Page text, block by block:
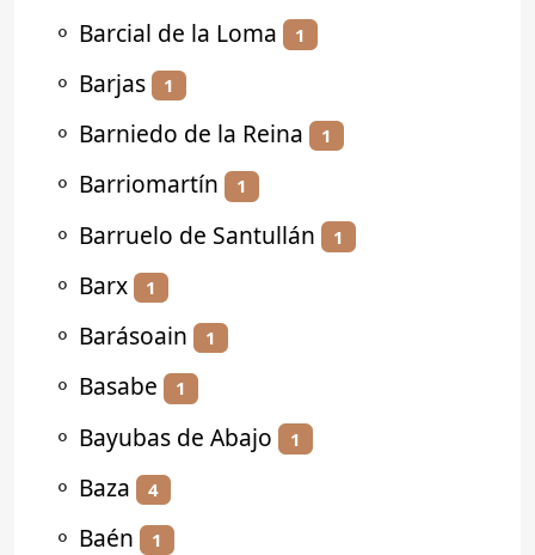
⚬ Barcial de la Loma 1
⚬ Barjas 1
⚬ Barniedo de la Reina 1
⚬ Barriomartín 1
⚬ Barruelo de Santullán 1
⚬ Barx 1
⚬ Barásoain 1
⚬ Basabe 1
⚬ Bayubas de Abajo 1
⚬ Baza 4
⚬ Baén 1